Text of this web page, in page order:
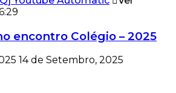
encontro Colégio – 2025
14 de Setembro, 2025